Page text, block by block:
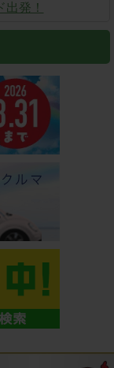
発！